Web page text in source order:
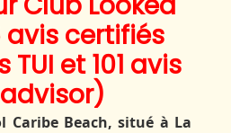
avis certifiés
et 101 avis
Caribe Beach, situé à La